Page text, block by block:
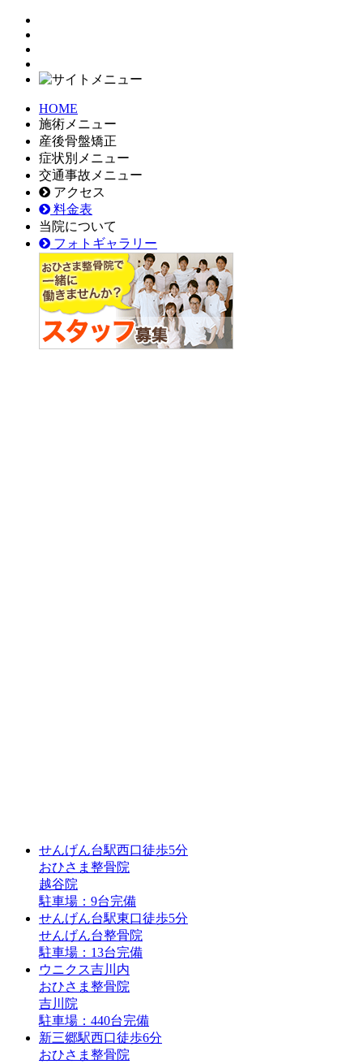
HOME
施術メニュー
産後骨盤矯正
症状別メニュー
交通事故メニュー
アクセス
料金表
当院について
フォトギャラリー
せんげん台駅西口徒歩5分
おひさま整骨院
越谷院
駐車場：9台完備
せんげん台駅東口徒歩5分
せんげん台整骨院
駐車場：13台完備
ウニクス吉川内
おひさま整骨院
吉川院
駐車場：440台完備
新三郷駅西口徒歩6分
おひさま整骨院